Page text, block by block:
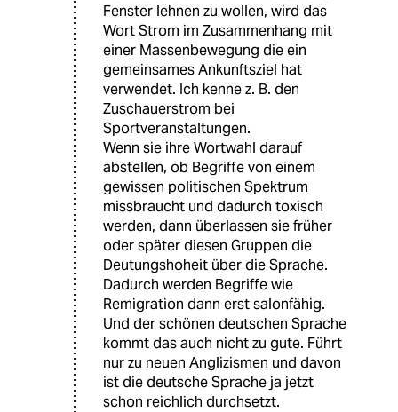
Fenster lehnen zu wollen, wird das
Wort Strom im Zusammenhang mit
einer Massenbewegung die ein
gemeinsames Ankunftsziel hat
verwendet. Ich kenne z. B. den
Zuschauerstrom bei
Sportveranstaltungen.
Wenn sie ihre Wortwahl darauf
abstellen, ob Begriffe von einem
gewissen politischen Spektrum
missbraucht und dadurch toxisch
werden, dann überlassen sie früher
oder später diesen Gruppen die
Deutungshoheit über die Sprache.
Dadurch werden Begriffe wie
Remigration dann erst salonfähig.
Und der schönen deutschen Sprache
kommt das auch nicht zu gute. Führt
nur zu neuen Anglizismen und davon
ist die deutsche Sprache ja jetzt
schon reichlich durchsetzt.